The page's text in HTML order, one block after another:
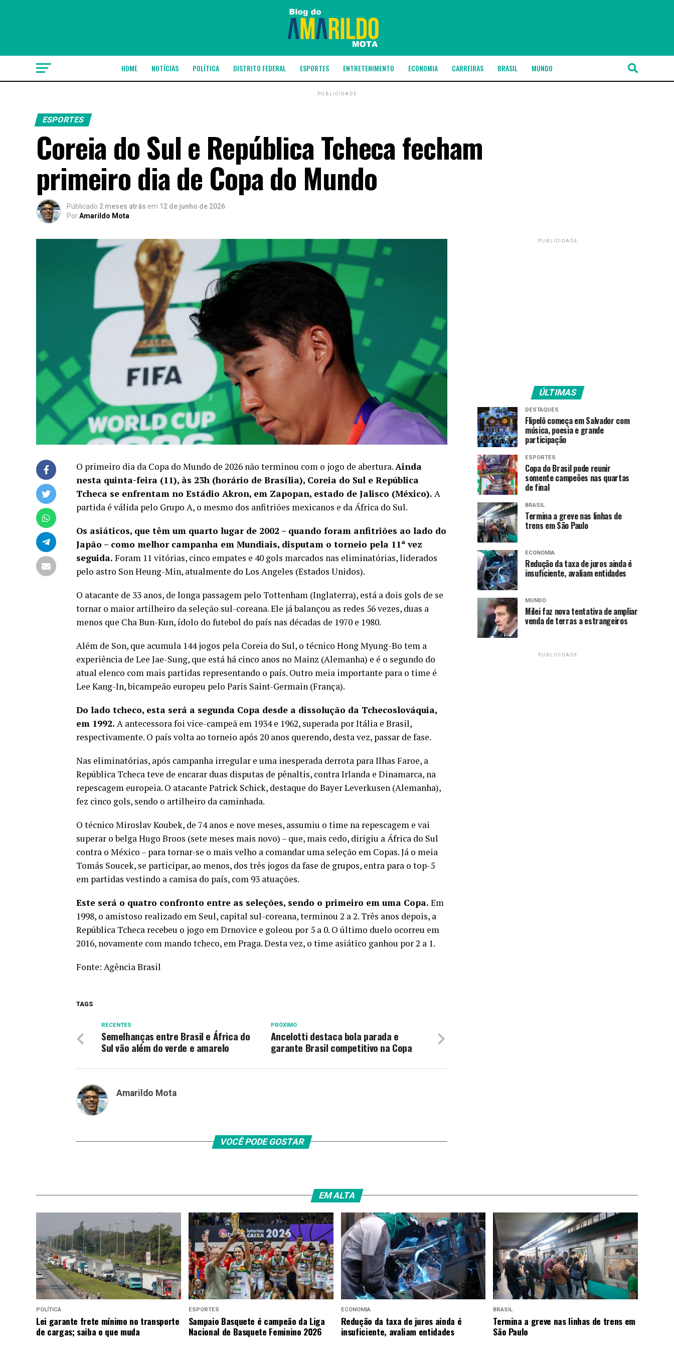
HOME NOTÍCIAS POLÍTICA DISTRITO FEDERAL ESPORTES ENTRETENIMENTO ECONOMIA CARREIRAS BRASIL MUNDO
PUBLICIDADE
ESPORTES
Coreia do Sul e República Tcheca fecham
primeiro dia de Copa do Mundo
Públicado 2 meses atrás em 12 de junho de 2026
PorAmarildo Mota
O primeiro dia da Copa do Mundo de 2026 não terminou com o jogo de abertura.Ainda
nesta quinta-feira (11), às 23h (horário de Brasília), Coreia do Sul e República
Tcheca se enfrentam no Estádio Akron, em Zapopan, estado de Jalisco (México). A
partida é válida pelo Grupo A, o mesmo dos anfitriões mexicanos e da África do Sul.
Os asiáticos, que têm um quarto lugar de 2002 – quando foram anfitriões ao lado do
Japão – como melhor campanha em Mundiais, disputam o torneio pela 11ª vez
seguida. Foram 11 vitórias, cinco empates e 40 gols marcados nas eliminatórias, liderados
pelo astro Son Heung-Min, atualmente do Los Angeles (Estados Unidos).
O atacante de 33 anos, de longa passagem pelo Tottenham (Inglaterra), está a dois gols de se
tornar o maior artilheiro da seleção sul-coreana. Ele já balançou as redes 56 vezes, duas a
menos que Cha Bun-Kun, ídolo do futebol do país nas décadas de 1970 e 1980.
Além de Son, que acumula 144 jogos pela Coreia do Sul, o técnico Hong Myung-Bo tem a
experiência de Lee Jae-Sung, que está há cinco anos no Mainz (Alemanha) e é o segundo do
atual elenco com mais partidas representando o país. Outro meia importante para o time é
Lee Kang-In, bicampeão europeu pelo Paris Saint-Germain (França).
Do lado tcheco, esta será a segunda Copa desde a dissolução da Tchecoslováquia,
em 1992. A antecessora foi vice-campeã em 1934 e 1962, superada por Itália e Brasil,
respectivamente. O país volta ao torneio após 20 anos querendo, desta vez, passar de fase.
Nas eliminatórias, após campanha irregular e uma inesperada derrota para Ilhas Faroe, a
República Tcheca teve de encarar duas disputas de pênaltis, contra Irlanda e Dinamarca, na
repescagem europeia. O atacante Patrick Schick, destaque do Bayer Leverkusen (Alemanha),
fez cinco gols, sendo o artilheiro da caminhada.
O técnico Miroslav Koubek, de 74 anos e nove meses, assumiu o time na repescagem e vai
superar o belga Hugo Broos (sete meses mais novo) – que, mais cedo, dirigiu a África do Sul
contra o México – para tornar-se o mais velho a comandar uma seleção em Copas. Já o meia
Tomás Soucek, se participar, ao menos, dos três jogos da fase de grupos, entra para o top-5
em partidas vestindo a camisa do país, com 93 atuações.
Este será o quatro confronto entre as seleções, sendo o primeiro em uma Copa. Em
1998, o amistoso realizado em Seul, capital sul-coreana, terminou 2 a 2. Três anos depois, a
República Tcheca recebeu o jogo em Drnovice e goleou por 5 a 0. O último duelo ocorreu em
2016, novamente com mando tcheco, em Praga. Desta vez, o time asiático ganhou por 2 a 1.
Fonte: Agência Brasil
TAGS
PRÓXIMO
Ancelotti destaca bola parada e
garante Brasil competitivo na Copa
RECENTES
Semelhanças entre Brasil e África do
Sul vão além do verde e amarelo
Amarildo Mota
VOCÊ PODE GOSTAR
PUBLICIDADE
ÚLTIMAS
DESTAQUES
Flipelô começa em Salvador com
música, poesia e grande
participação
ESPORTES
Copa do Brasil pode reunir
somente campeões nas quartas
de final
BRASIL
Termina a greve nas linhas de
trens em São Paulo
ECONOMIA
Redução da taxa de juros ainda é
insuficiente, avaliam entidades
MUNDO
Milei faz nova tentativa de ampliar
venda de terras a estrangeiros
PUBLICIDADE
EM ALTA
POLÍTICA
Lei garante frete mínimo no transporte
de cargas; saiba o que muda
ESPORTES
Sampaio Basquete é campeão da Liga
Nacional de Basquete Feminino 2026
ECONOMIA
Redução da taxa de juros ainda é
insuficiente, avaliam entidades
BRASIL
Termina a greve nas linhas de trens em
São Paulo